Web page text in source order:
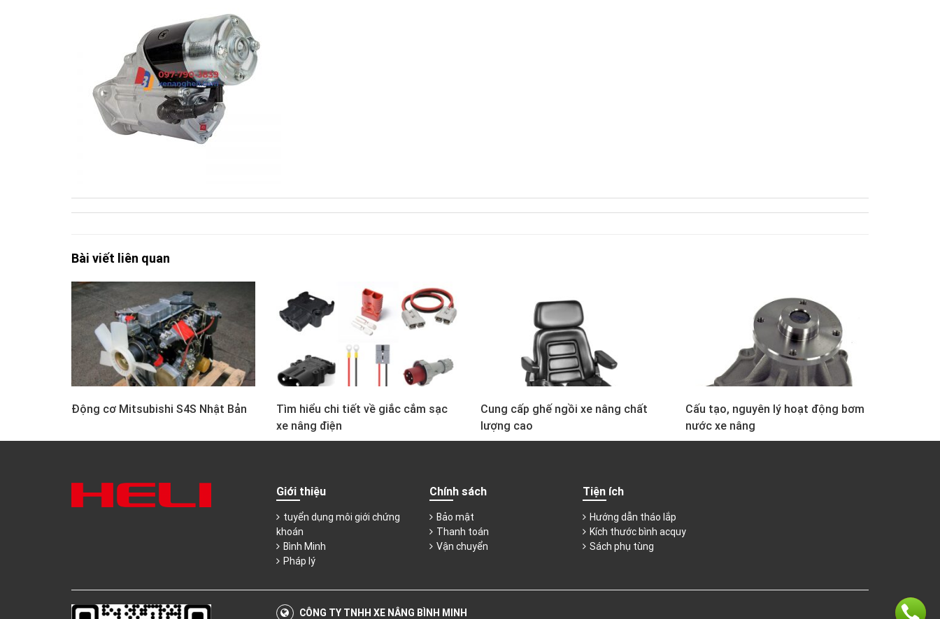
Bài viết liên quan
Động cơ Mitsubishi S4S Nhật Bản
Tìm hiểu chi tiết về giắc cắm sạc
xe nâng điện
Cung cấp ghế ngồi xe nâng chất
lượng cao
Cấu tạo, nguyên lý hoạt động bơm
nước xe nâng
Giới thiệu
tuyển dụng môi giới chứng
khoán
Bình Minh
Pháp lý
Chính sách
Bảo mật
Thanh toán
Vận chuyển
Tiện ích
Hướng dẫn tháo lắp
Kích thước bình acquy
Sách phụ tùng
CÔNG TY TNHH XE NÂNG BÌNH MINH